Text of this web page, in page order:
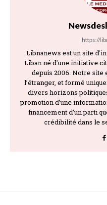
https://
Libnanews est un site
Liban né d'une initiative
depuis 2006. Notre site
l’étranger, et formé
divers horizons
promotion d’une
financement d’un parti
crédibilité dans le